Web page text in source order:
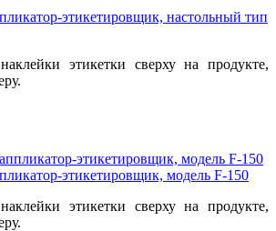
этикетировщик, настольный тип
этикетки сверху на продукте,
этикетировщик, модель F-150
этикетки сверху на продукте,